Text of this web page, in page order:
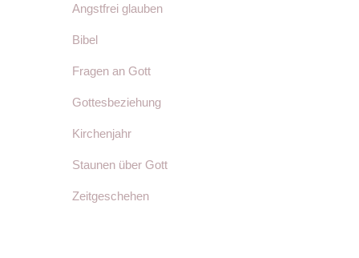
Angstfrei glauben
Bibel
Fragen an Gott
Gottesbeziehung
Kirchenjahr
Staunen über Gott
Zeitgeschehen